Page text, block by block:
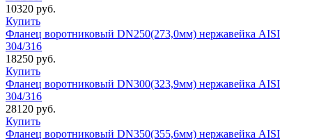
10320 руб.
Купить
Фланец воротниковый DN250(273,0мм) нержавейка AISI
304/316
18250 руб.
Купить
Фланец воротниковый DN300(323,9мм) нержавейка AISI
304/316
28120 руб.
Купить
Фланец воротниковый DN350(355,6мм) нержавейка AISI